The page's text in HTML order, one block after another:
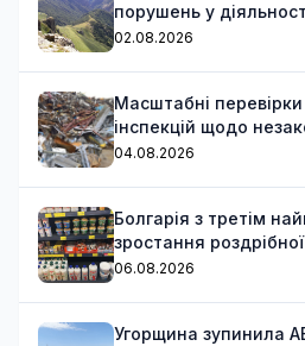
порушень у
02.08.2026
Масштабні
інспекцій щодо
04.08.2026
Болгарія з третім
зростання
червень
06.08.2026
Угорщина зупинила